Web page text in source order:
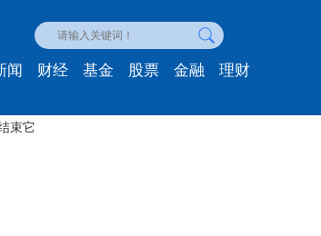
闻 财经 基金 股票 金融 理财
败了，但创业的5个令人信服的理由